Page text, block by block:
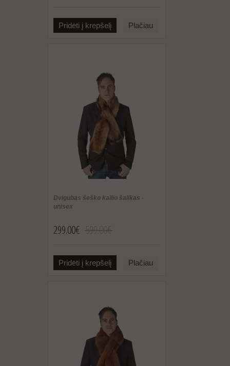
Pridėti į krepšelį Plačiau
Dvigubas šeško kailio šalikas -
unisex
299.00€
Pridėti į krepšelį Plačiau